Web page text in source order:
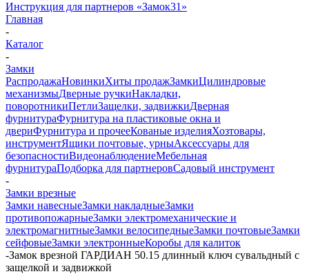
Инструкция для партнеров «Замок31»
Главная
-
Каталог
-
Замки
РаспродажаНовинкиХиты продажЗамкиЦилиндровые
механизмыДверные ручкиНакладки,
поворотникиПетлиЗащелки, задвижкиДверная
фурнитураФурнитура на пластиковые окна и
двериФурнитура и прочееКованые изделияХозтовары,
инструментЯщики почтовые, урныАксессуары для
безопасностиВидеонаблюдениеМебельная
фурнитураПодборка для партнеровСадовый инструмент
-
Замки врезные
Замки навесныеЗамки накладныеЗамки
противопожарныеЗамки электромеханические и
электромагнитныеЗамки велосипедныеЗамки почтовыеЗамки
сейфовыеЗамки электронныеКоробы для калиток
-Замок врезной ГАРДИАН 50.15 длинный ключ сувальдный с
защелкой и задвижкой